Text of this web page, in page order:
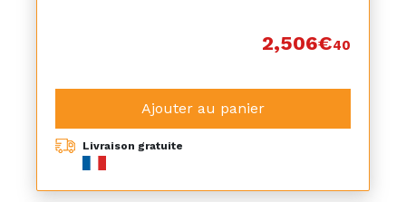
2,506€40
Ajouter au panier
Livraison gratuite